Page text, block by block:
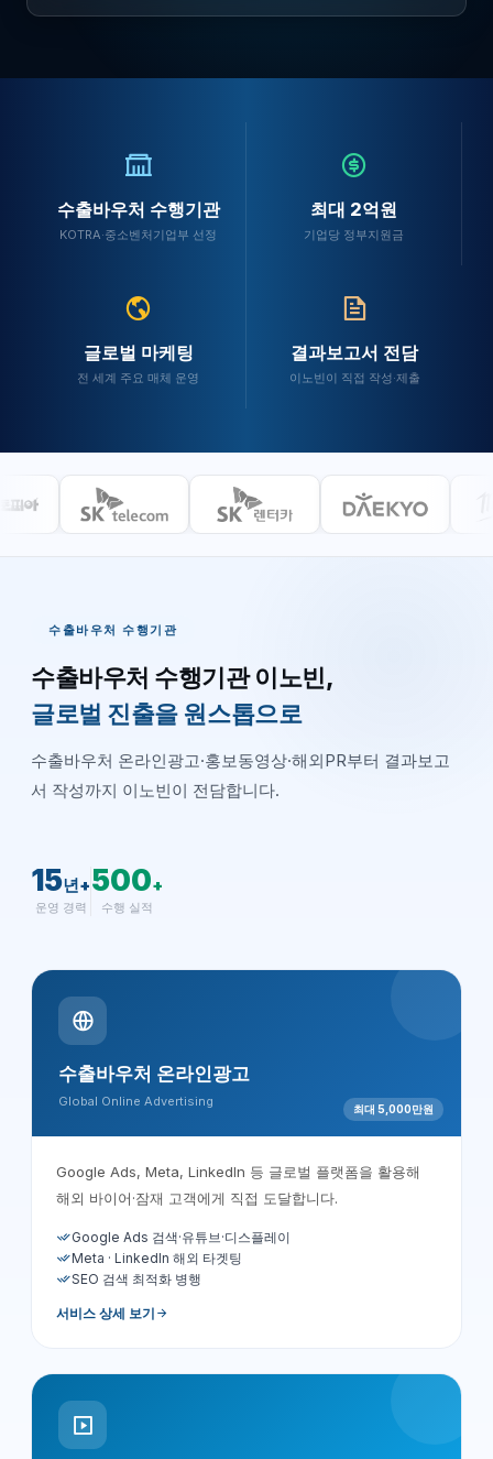
수출바우처 수행기관
KOTRA·중소벤처기업부 선정
최대 2억원
기업당 정부지원금
글로벌 마케팅
전 세계 주요 매체 운영
결과보고서 전담
이노빈이 직접 작성·제출
수출바우처 수행기관
수출바우처 수행기관 이노빈,
글로벌 진출을 원스톱으로
수출바우처 온라인광고·홍보동영상·해외PR부터 결과보고
서 작성까지 이노빈이 전담합니다.
15년+
운영 경력
500+
수행 실적
수출바우처 온라인광고
Global Online Advertising 최대 5,000만원
Google Ads, Meta, LinkedIn 등 글로벌 플랫폼을 활용해
해외 바이어·잠재 고객에게 직접 도달합니다.
Google Ads 검색·유튜브·디스플레이
Meta · LinkedIn 해외 타겟팅
SEO 검색 최적화 병행
서비스 상세 보기